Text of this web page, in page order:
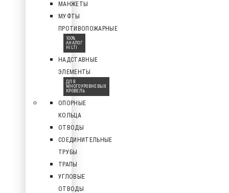
МАНЖЕТЫ
МУФТЫ
ПРОТИВОПОЖАРНЫЕ
100%
АНАЛОГ
HILTI
НАДСТАВНЫЕ
ЭЛЕМЕНТЫ
ДЛЯ
МНОГОУРОВНЕВЫХ
КРОВЕЛЬ
ОПОРНЫЕ
КОЛЬЦА
ОТВОДЫ
СОЕДИНИТЕЛЬНЫЕ
ТРУБЫ
ТРАПЫ
УГЛОВЫЕ
ОТВОДЫ